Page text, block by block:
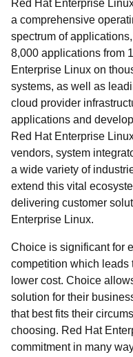
Red Hat Enterprise
a comprehensive
spectrum of
8,000 applications from
Enterprise Linux on
systems, as well as
cloud provider
applications and
Red Hat Enterprise
vendors, system
a wide variety of
extend this vital
delivering customer
Enterprise Linux.
Choice is significant for
competition which leads
lower cost. Choice
solution for their
that best fits their
choosing. Red Hat
commitment in many